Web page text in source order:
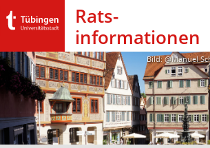
Rats­
informationen
Bild: @Manuel